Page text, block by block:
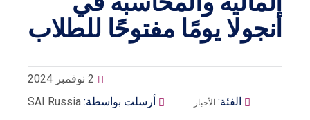
أنجولا يومًا مفتوحًا للطلاب
2 نوفمبر 2024
أرسلت بواسطة: SAI Russia الفئة: الأخبار